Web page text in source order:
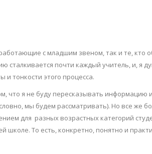
с младшим звеном, так и те, кто
сталкивается почти каждый учитель, и, я
и тонкости этого процесса.
что я не буду пересказывать информацию
мы будем рассматривать). Но все же
для разных возрастных категорий
школе. То есть, конкретно, понятно и